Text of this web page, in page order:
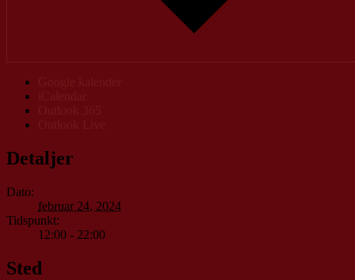
Detaljer
Dato:
februar 24, 2024
Tidspunkt:
12:00 - 22:00
Sted